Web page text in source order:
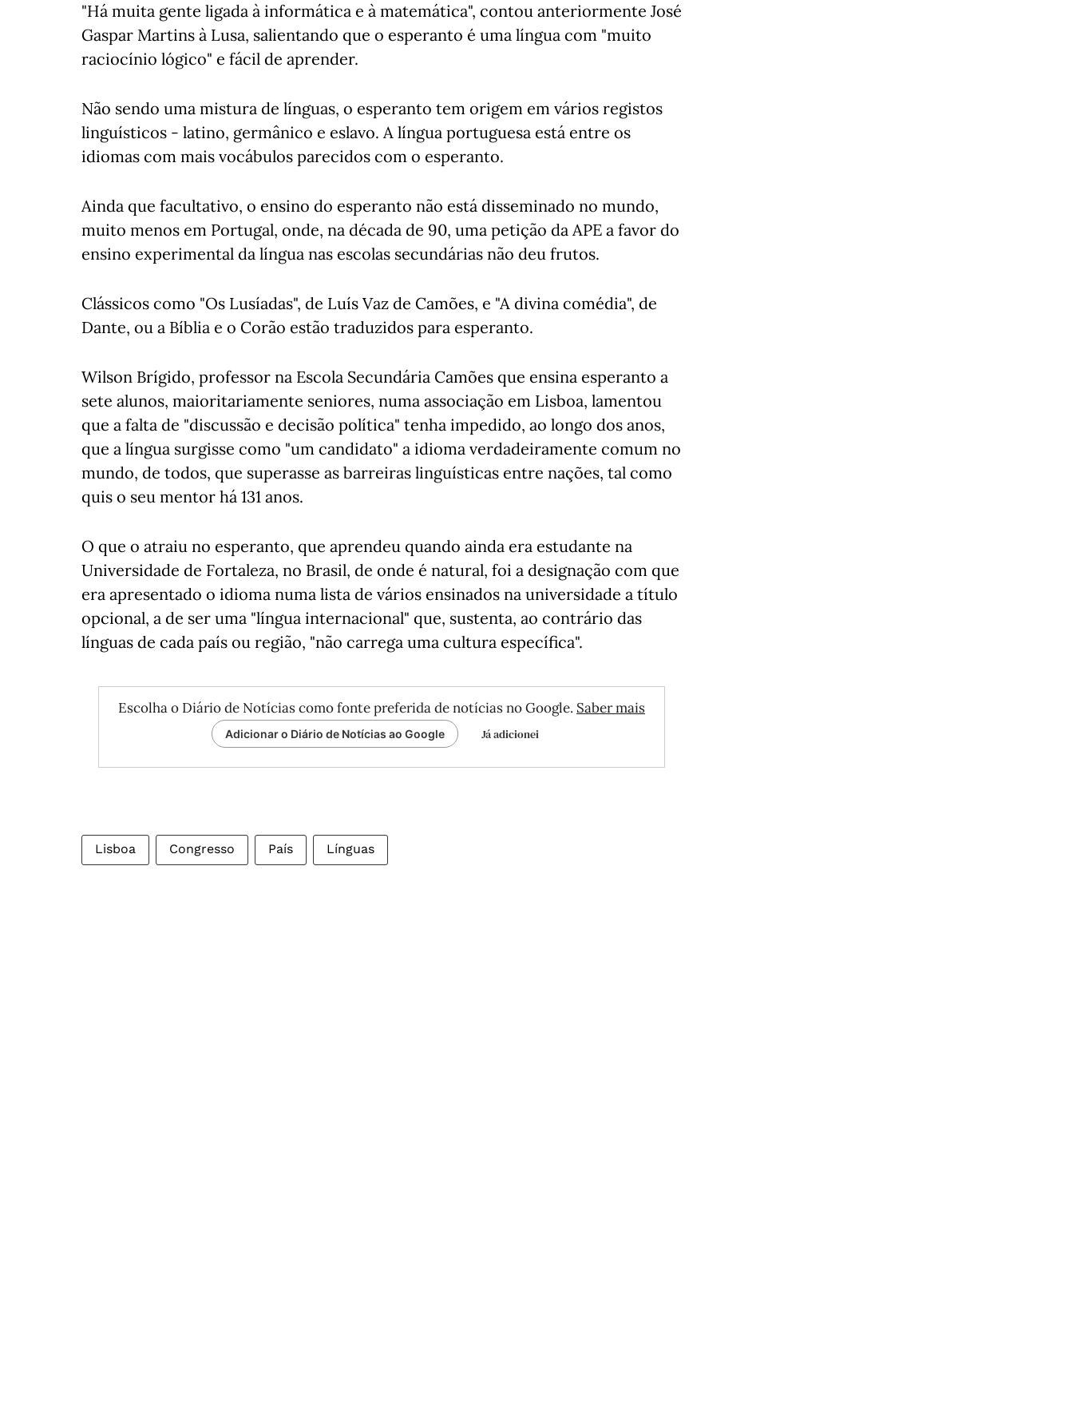
"Há muita gente ligada à informática e à matemática", contou anteriormente José
Gaspar Martins à Lusa, salientando que o esperanto é uma língua com "muito
raciocínio lógico" e fácil de aprender.
Não sendo uma mistura de línguas, o esperanto tem origem em vários registos
linguísticos - latino, germânico e eslavo. A língua portuguesa está entre os
idiomas com mais vocábulos parecidos com o esperanto.
Ainda que facultativo, o ensino do esperanto não está disseminado no mundo,
muito menos em Portugal, onde, na década de 90, uma petição da APE a favor do
ensino experimental da língua nas escolas secundárias não deu frutos.
Clássicos como "Os Lusíadas", de Luís Vaz de Camões, e "A divina comédia", de
Dante, ou a Bíblia e o Corão estão traduzidos para esperanto.
Wilson Brígido, professor na Escola Secundária Camões que ensina esperanto a
sete alunos, maioritariamente seniores, numa associação em Lisboa, lamentou
que a falta de "discussão e decisão política" tenha impedido, ao longo dos anos,
que a língua surgisse como "um candidato" a idioma verdadeiramente comum no
mundo, de todos, que superasse as barreiras linguísticas entre nações, tal como
quis o seu mentor há 131 anos.
O que o atraiu no esperanto, que aprendeu quando ainda era estudante na
Universidade de Fortaleza, no Brasil, de onde é natural, foi a designação com que
era apresentado o idioma numa lista de vários ensinados na universidade a título
opcional, a de ser uma "língua internacional" que, sustenta, ao contrário das
línguas de cada país ou região, "não carrega uma cultura específica".
Escolha o Diário de Notícias como fonte preferida de notícias no Google. Saber mais
Adicionar o Diário de Notícias ao Google Já adicionei
Lisboa Congresso País Línguas